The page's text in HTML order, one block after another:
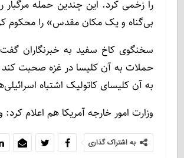
را زخمی کرد. این چندین حمله
بی‌گناه و یک مکان مقدس» را محکوم
سخنگوی کاخ سفید به خبرنگاران
حملات به آن کلیسا در غزه صحبت کند
به آن کلیسای کاتولیک اشتباه
وزارت امور خارجه آمریکا هم اعلام
به اشتراک گذاری